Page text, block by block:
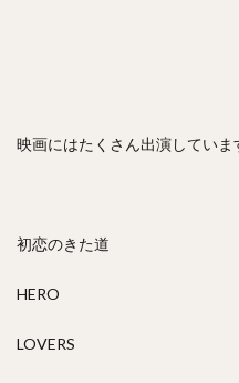
映画にはたくさん出演していま
初恋のきた道
HERO
LOVERS